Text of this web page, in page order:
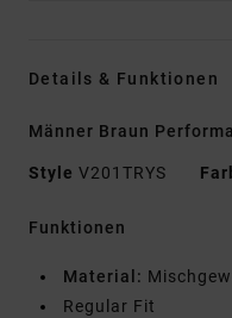
Details & Funktionen
Männer Braun
Style V201TRYS
Funktionen
Material:
Regular Fit